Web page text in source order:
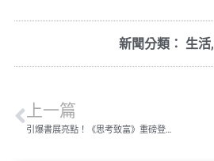
新聞分類： 生活,
上一篇
引爆書展亮點！《思考致富》重磅登場 「希爾財富藍圖系統商學院」同步成立